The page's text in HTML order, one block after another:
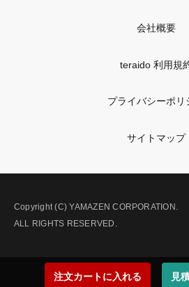
注文カートに入れる 見
会社概要
teraido 利用規
プライバシーポリ
サイトマップ
Copyright (C) YAMAZEN CORPORATION.
ALL RIGHTS RESERVED.